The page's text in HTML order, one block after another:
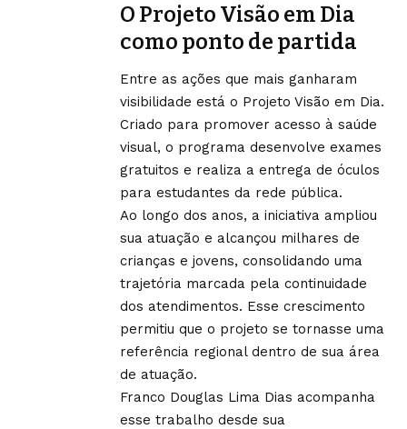
O Projeto Visão em Dia
como ponto de partida
Entre as ações que mais ganharam
visibilidade está o Projeto Visão em Dia.
Criado para promover acesso à saúde
visual, o programa desenvolve exames
gratuitos e realiza a entrega de óculos
para estudantes da rede pública.
Ao longo dos anos, a iniciativa ampliou
sua atuação e alcançou milhares de
crianças e jovens, consolidando uma
trajetória marcada pela continuidade
dos atendimentos. Esse crescimento
permitiu que o projeto se tornasse uma
referência regional dentro de sua área
de atuação.
Franco Douglas Lima Dias acompanha
esse trabalho desde sua